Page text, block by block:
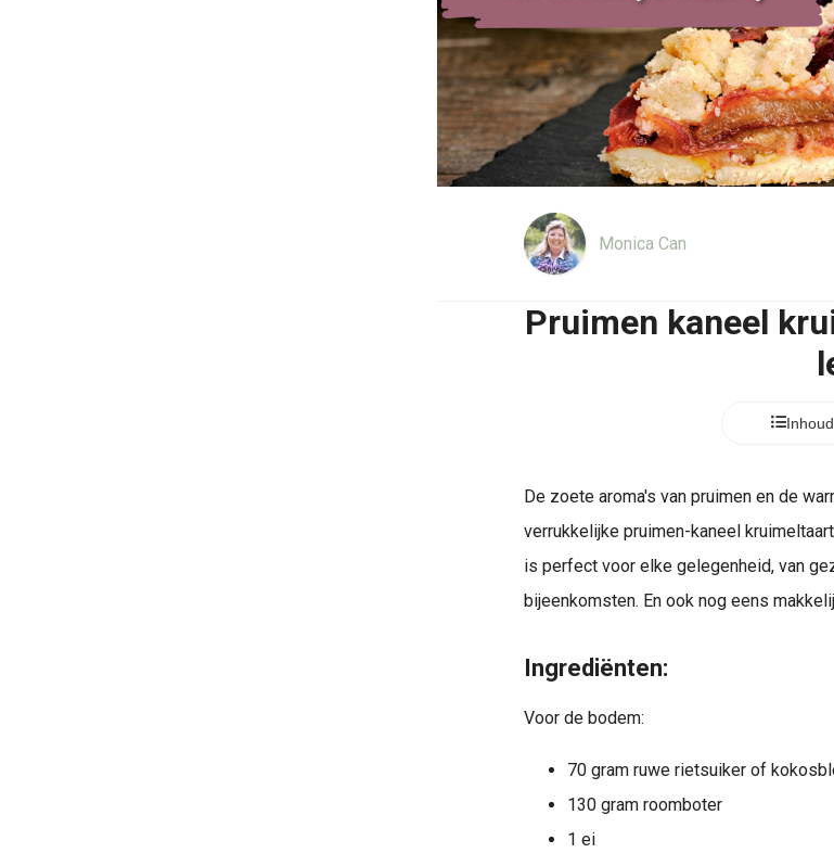
Monica Can
Pruimen kaneel
Inhoud
De zoete aroma's van pruimen en de
verrukkelijke pruimen-kaneel
is perfect voor elke gelegenheid, van
bijeenkomsten. En ook nog eens
Ingrediënten:
Voor de bodem:
70 gram ruwe rietsuiker of
130 gram roomboter
1 ei